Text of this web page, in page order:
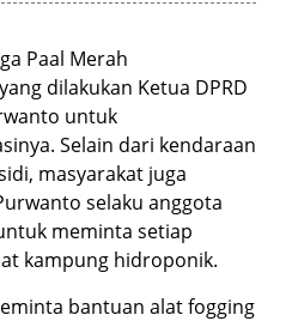
Paal Merah
dilakukan Ketua DPRD
untuk
Selain dari kendaraan
masyarakat juga
selaku anggota
meminta setiap
kampung hidroponik.
bantuan alat fogging